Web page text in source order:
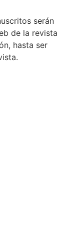
serán
de la revista
hasta ser